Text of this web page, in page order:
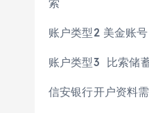
索
账户类型2 美金账
账户类型3 比索储
信安银行开户资料